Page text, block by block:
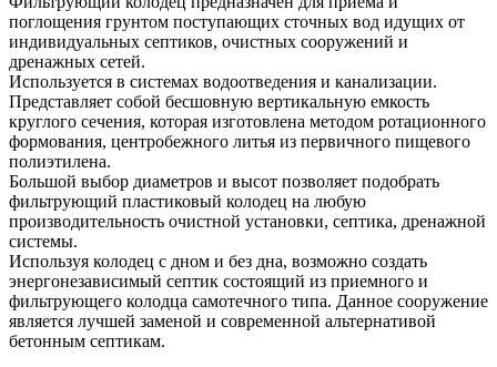
поглощения грунтом поступающих сточных вод идущих от
индивидуальных септиков, очистных сооружений и
дренажных сетей.
Используется в системах водоотведения и канализации.
Представляет собой бесшовную вертикальную емкость
круглого сечения, которая изготовлена методом ротационного
формования, центробежного литья из первичного пищевого
полиэтилена.
Большой выбор диаметров и высот позволяет подобрать
фильтрующий пластиковый колодец на любую
производительность очистной установки, септика, дренажной
системы.
Используя колодец с дном и без дна, возможно создать
энергонезависимый септик состоящий из приемного и
фильтрующего колодца самотечного типа. Данное сооружение
является лучшей заменой и современной альтернативой
бетонным септикам.